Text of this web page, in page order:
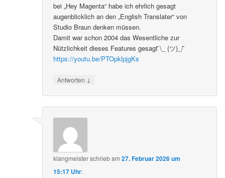
bei „Hey Magenta“ habe ich ehrlich gesagt
augenblicklich an den „English Translater“ von
Studio Braun denken müssen.
Damit war schon 2004 das Wesentliche zur
Nützlichkeit dieses Features gesagt ̄\_ (ツ)_/ ̄
https://youtu.be/PTOpklpjgKs
Antworten ↓
klangmeisterschriebam27. Februar 2026 um
15:17 Uhr: